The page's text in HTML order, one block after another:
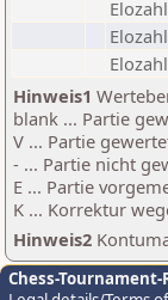
Hinweis1
blank ... Partie
V ... Partie
- ... Partie nicht
E ... Partie
K ... Korrektur
Hinweis2
Chess-